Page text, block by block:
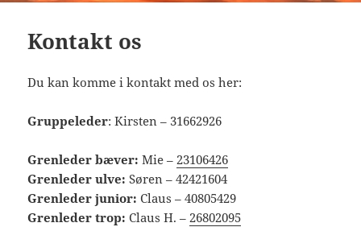
Kontakt os
Du kan komme i kontakt med os her:
Gruppeleder: Kirsten – 31662926
Grenleder bæver:Mie –23106426
Grenleder ulve:Søren – 42421604
Grenleder junior:Claus – 40805429
Grenleder trop:Claus H. –26802095